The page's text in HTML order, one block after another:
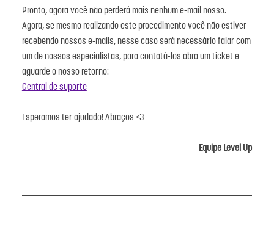
Pronto, agora você não perderá mais nenhum e-mail nosso.
Agora, se mesmo realizando este procedimento você não estiver
recebendo nossos e-mails, nesse caso será necessário falar com
um de nossos especialistas, para contatá-los abra um ticket e
aguarde o nosso retorno:
Central de suporte
Esperamos ter ajudado! Abraços <3
Equipe Level Up